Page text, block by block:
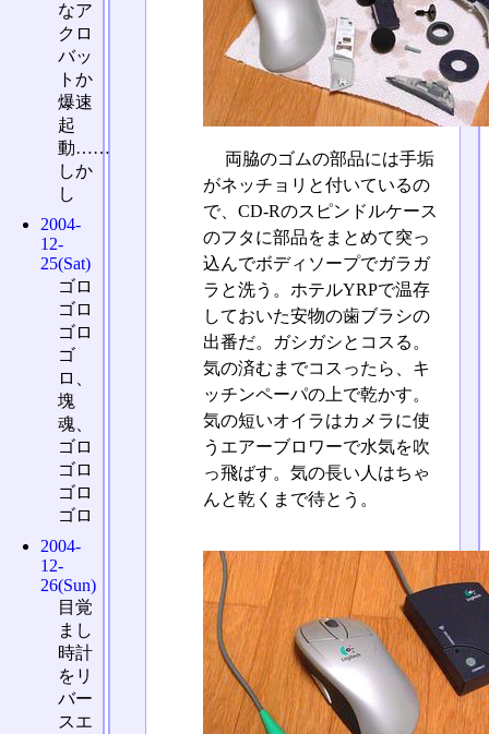
両脇のゴムの部品には手垢
がネッチョリと付いているの
で、CD-Rのスピンドルケース
のフタに部品をまとめて突っ
込んでボディソープでガラガ
ラと洗う。ホテルYRPで温存
しておいた安物の歯ブラシの
出番だ。ガシガシとコスる。
気の済むまでコスったら、キ
ッチンペーパの上で乾かす。
気の短いオイラはカメラに使
うエアーブロワーで水気を吹
っ飛ばす。気の長い人はちゃ
んと乾くまで待とう。
なア
クロ
バッ
トか
爆速
起
動……
しか
し
2004-
12-
25(Sat)
ゴロ
ゴロ
ゴロ
ゴ
ロ、
塊
魂、
ゴロ
ゴロ
ゴロ
ゴロ
2004-
12-
26(Sun)
目覚
まし
時計
をリ
バー
スエ